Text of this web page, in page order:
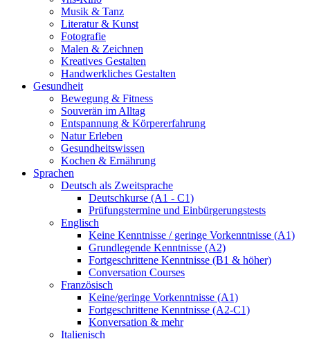
Musik & Tanz
Literatur & Kunst
Fotografie
Malen & Zeichnen
Kreatives Gestalten
Handwerkliches Gestalten
Gesundheit
Bewegung & Fitness
Souverän im Alltag
Entspannung & Körpererfahrung
Natur Erleben
Gesundheitswissen
Kochen & Ernährung
Sprachen
Deutsch als Zweitsprache
Deutschkurse (A1 - C1)
Prüfungstermine und Einbürgerungstests
Englisch
Keine Kenntnisse / geringe Vorkenntnisse (A1)
Grundlegende Kenntnisse (A2)
Fortgeschrittene Kenntnisse (B1 & höher)
Conversation Courses
Französisch
Keine/geringe Vorkenntnisse (A1)
Fortgeschrittene Kenntnisse (A2-C1)
Konversation & mehr
Italienisch